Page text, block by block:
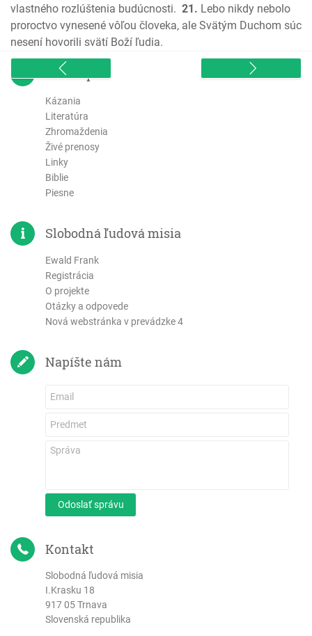
Galatským
Efezským
Filipským
Kolosenským
1. Tesalonickým
2. Tesalonickým
1. Timoteovi
2. Timoteovi
Títovi
Filemonovi
List Židom
1. Petra
2. Petra
1 Jána
2 Jána
3 Jána
List Júdov
vlastného rozlúštenia budúcnosti. 21. Lebo nikdy nebolo
proroctvo vynesené vôľou človeka, ale Svätým Duchom súc
nesení hovorili svätí Boží ľudia.
sitemap
Kázania
Literatúra
Zhromaždenia
Živé prenosy
Linky
Biblie
Piesne
Slobodná ľudová misia
Ewald Frank
Registrácia
O projekte
Otázky a odpovede
Nová webstránka v prevádzke 4
Napíšte nám
Odoslať správu
Kontakt
Slobodná ľudová misia
I.Krasku 18
917 05 Trnava
Slovenská republika